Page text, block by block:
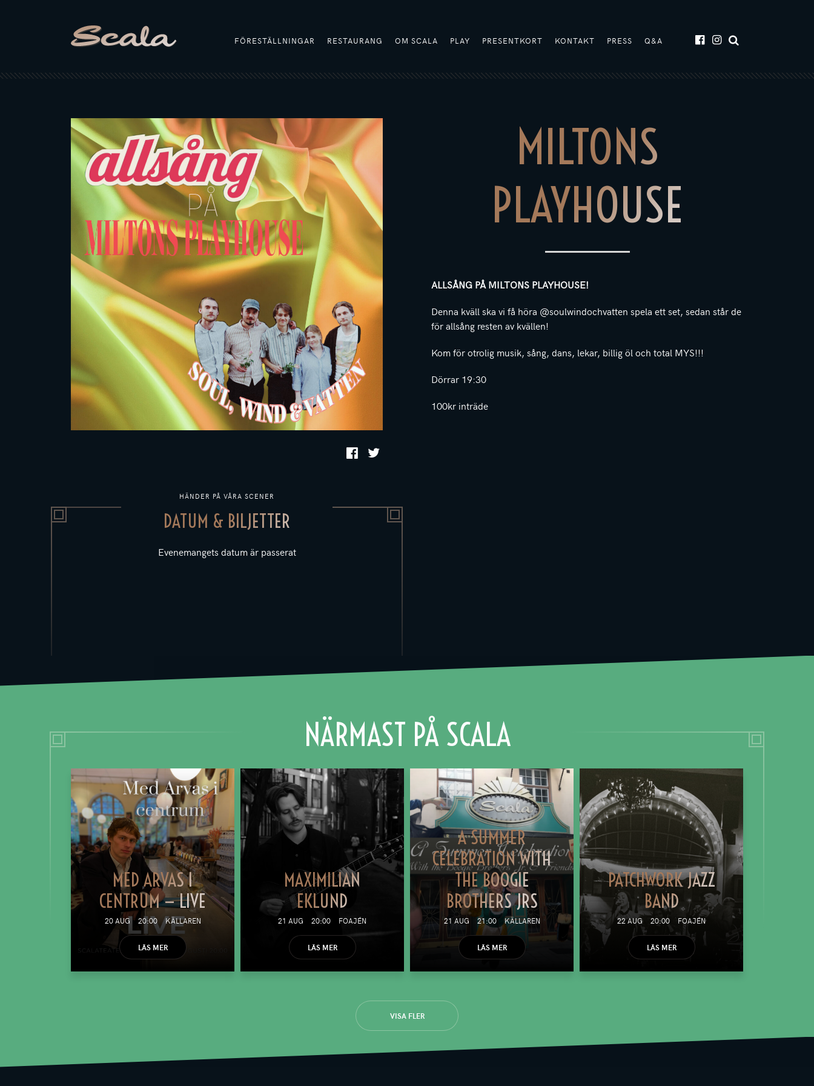
FÖRESTÄLLNINGAR RESTAURANG OM SCALA PLAY PRESENTKORT KONTAKT PRESS Q&A
HÄNDER PÅ VÅRA SCENER
DATUM & BILJETTER
Evenemangets datum är passerat
MILTONS
PLAYHOUSE
ALLSÅNG PÅ MILTONS PLAYHOUSE!
Denna kväll ska vi få höra @soulwindochvatten spela ett set, sedan står de
för allsång resten av kvällen!
Kom för otrolig musik, sång, dans, lekar, billig öl och total MYS!!!
Dörrar 19:30
100kr inträde
NÄRMAST PÅ SCALA
MED ARVAS I
CENTRUM — LIVE
20 AUG 20:00 KÄLLAREN
LÄS MER
MAXIMILIAN
EKLUND
21 AUG 20:00 FOAJÉN
LÄS MER
A SUMMER
CELEBRATION WITH
THE BOOGIE
BROTHERS JRS
21 AUG 21:00 KÄLLAREN
LÄS MER
PATCHWORK JAZZ
BAND
22 AUG 20:00 FOAJÉN
LÄS MER
VISA FLER